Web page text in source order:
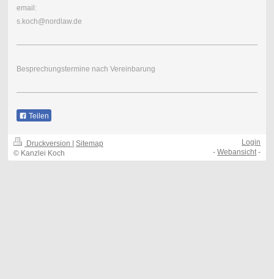
email:
s.koch@nordlaw.de
Besprechungstermine nach Vereinbarung
Teilen
Druckversion | Sitemap
© Kanzlei Koch
Login
-Webansicht -